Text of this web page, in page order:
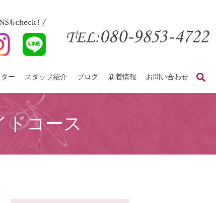
ー スタッフ紹介 ブログ 新着情報 お問い合わせsearch
ドコース